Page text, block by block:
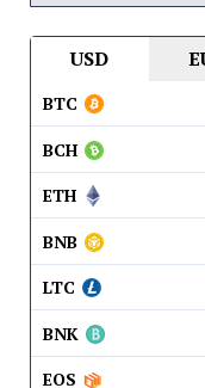
USD
BTC
BCH
ETH
BNB
LTC
BNK
EOS